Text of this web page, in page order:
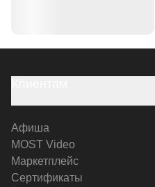
Афиша
MOST Video
Маркетплейс
Сертификаты